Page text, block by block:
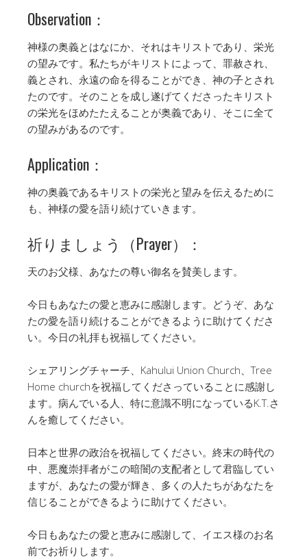
Observation：
神様の奥義とはなにか、それはキリストであり、栄光
の望みです。私たちがキリストによって、罪赦され、
義とされ、永遠の命を得ることができ、神の子とされ
たのです。そのことを成し遂げてくださったキリスト
の栄光をほめたたえることが奥義であり、そこに全て
の望みがあるのです。
Application：
神の奥義であるキリストの栄光と望みを伝えるために
も、神様の愛を語り続けていきます。
祈りましょう（Prayer）：
天のお父様、あなたの尊い御名を賛美します。
今日もあなたの愛と恵みに感謝します。どうぞ、あな
たの愛を語り続けることができるように助けてくださ
い。今日の礼拝も祝福してください。
シェアリングチャーチ、Kahului Union Church、Tree
Home churchを祝福してくださっていることに感謝し
ます。病んでいる人、特に意識不明になっているK.T.さ
んを癒してください。
日本と世界の政治を祝福してください。終末の時代の
中、悪魔崇拝者がこの暗闇の支配者として君臨してい
ますが、あなたの愛が輝き、多くの人たちがあなたを
信じることができるように助けてください。
今日もあなたの愛と恵みに感謝して、イエス様のお名
前でお祈りします。